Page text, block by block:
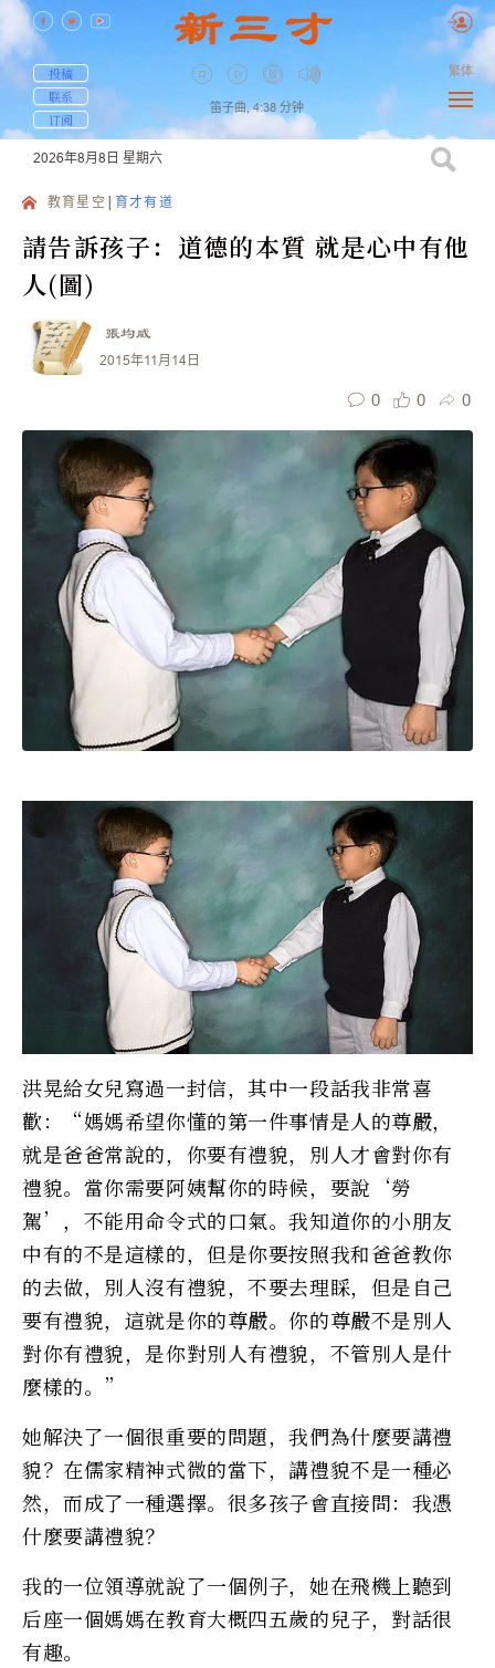
投稿
联系
订阅
笛子曲, 4:38 分钟
繁体
2026年8月8日 星期六
教育星空 育才有道
請告訴孩子：道德的本質 就是心中有他
人(圖)
張均威
2015年11月14日
0 0 0
洪晃給女兒寫過一封信，其中一段話我非常喜
歡：“媽媽希望你懂的第一件事情是人的尊嚴，
就是爸爸常說的，你要有禮貌，別人才會對你有
禮貌。當你需要阿姨幫你的時候，要說‘勞
駕’，不能用命令式的口氣。我知道你的小朋友
中有的不是這樣的，但是你要按照我和爸爸教你
的去做，別人沒有禮貌，不要去理睬，但是自己
要有禮貌，這就是你的尊嚴。你的尊嚴不是別人
對你有禮貌，是你對別人有禮貌，不管別人是什
麼樣的。”
她解決了一個很重要的問題，我們為什麼要講禮
貌？在儒家精神式微的當下，講禮貌不是一種必
然，而成了一種選擇。很多孩子會直接問：我憑
什麼要講禮貌？
我的一位領導就說了一個例子，她在飛機上聽到
后座一個媽媽在教育大概四五歲的兒子，對話很
有趣。